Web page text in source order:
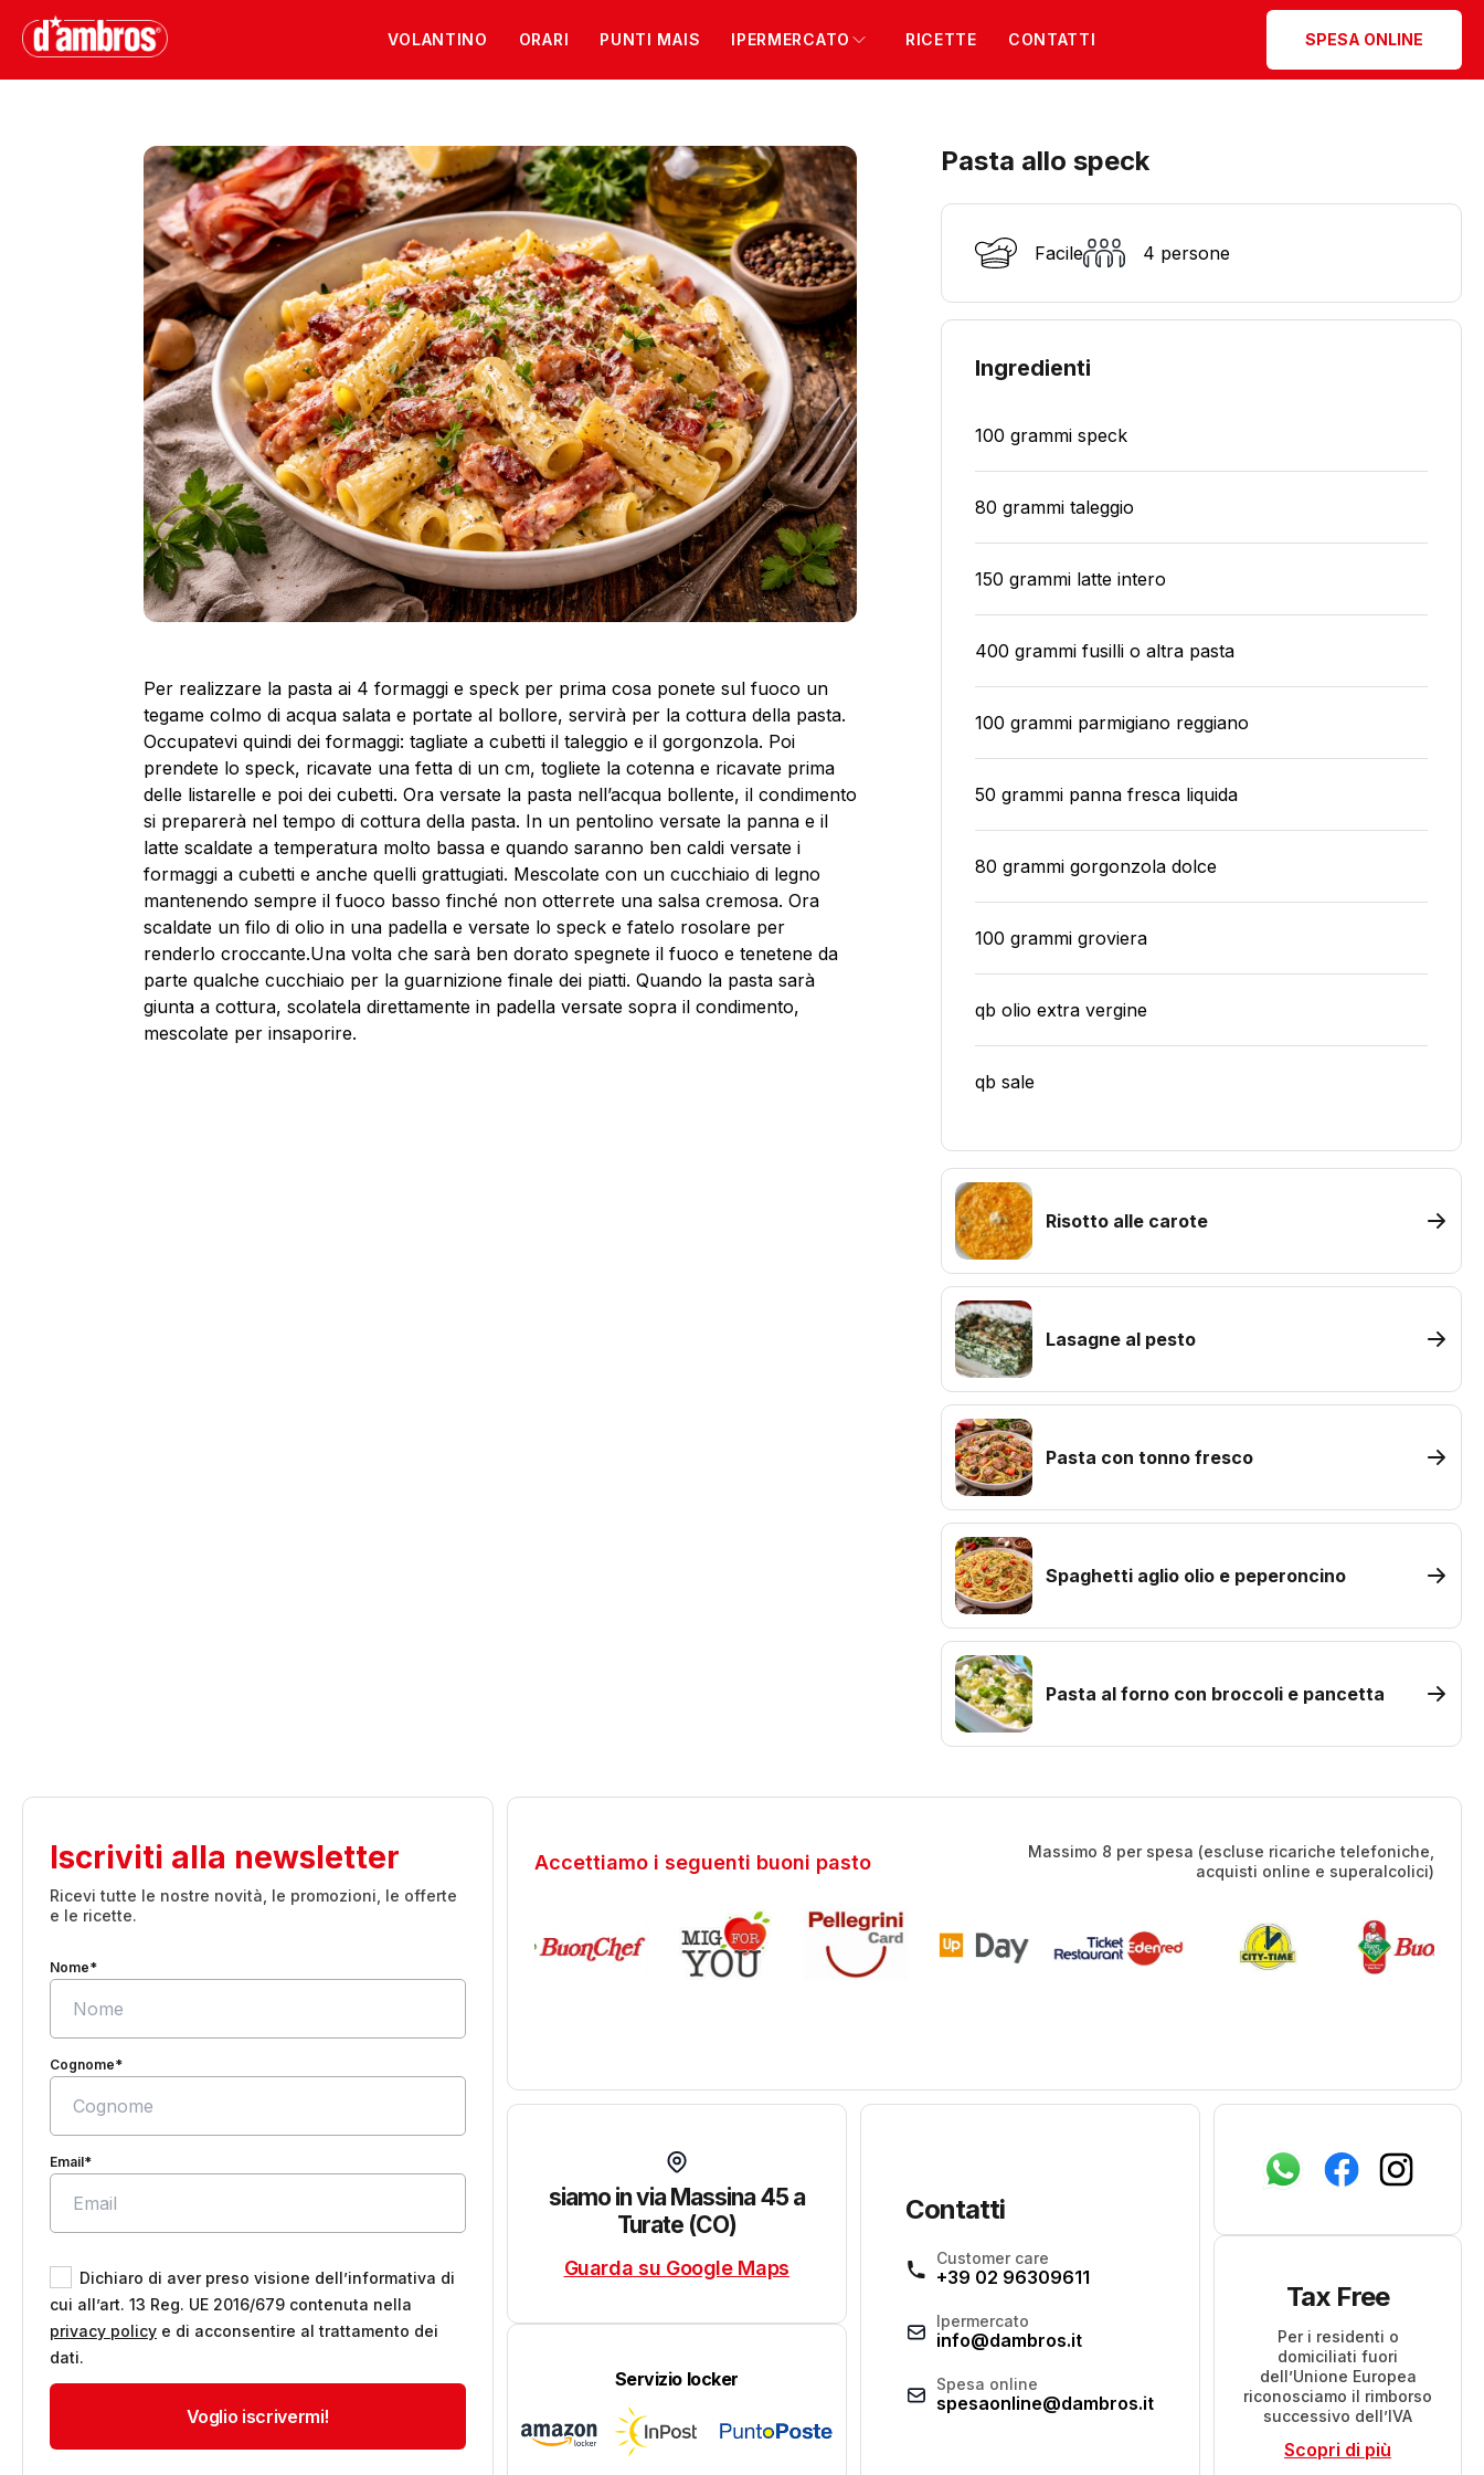
VOLANTINO ORARI PUNTI MAIS IPERMERCATO RICETTE CONTATTI SPESA ONLINE
Per realizzare la pasta ai 4 formaggi e speck per prima cosa ponete sul fuoco un
tegame colmo di acqua salata e portate al bollore, servirà per la cottura della pasta.
Occupatevi quindi dei formaggi: tagliate a cubetti il taleggio e il gorgonzola. Poi
prendete lo speck, ricavate una fetta di un cm, togliete la cotenna e ricavate prima
delle listarelle e poi dei cubetti. Ora versate la pasta nell’acqua bollente, il condimento
si preparerà nel tempo di cottura della pasta. In un pentolino versate la panna e il
latte scaldate a temperatura molto bassa e quando saranno ben caldi versate i
formaggi a cubetti e anche quelli grattugiati. Mescolate con un cucchiaio di legno
mantenendo sempre il fuoco basso finché non otterrete una salsa cremosa. Ora
scaldate un filo di olio in una padella e versate lo speck e fatelo rosolare per
renderlo croccante.Una volta che sarà ben dorato spegnete il fuoco e tenetene da
parte qualche cucchiaio per la guarnizione finale dei piatti. Quando la pasta sarà
giunta a cottura, scolatela direttamente in padella versate sopra il condimento,
mescolate per insaporire.
Pasta allo speck
Facile 4 persone
Ingredienti
100 grammi speck
80 grammi taleggio
150 grammi latte intero
400 grammi fusilli o altra pasta
100 grammi parmigiano reggiano
50 grammi panna fresca liquida
80 grammi gorgonzola dolce
100 grammi groviera
qb olio extra vergine
qb sale
Risotto alle carote
Lasagne al pesto
Pasta con tonno fresco
Spaghetti aglio olio e peperoncino
Pasta al forno con broccoli e pancetta
Iscriviti alla newsletter
Ricevi tutte le nostre novità, le promozioni, le offerte
e le ricette.
Nome*
Cognome*
Email*
Dichiaro di aver preso visione dell’informativa di
cui all’art. 13 Reg. UE 2016/679 contenuta nella
privacy policy e di acconsentire al trattamento dei
dati.
Accettiamo i seguenti buoni pasto
Massimo 8 per spesa (escluse ricariche telefoniche,
acquisti online e superalcolici)
siamo in via Massina 45 a
Turate (CO)
Guarda su Google Maps
Servizio locker
Contatti
Customer care
+39 02 96309611
Ipermercato
info@dambros.it
Spesa online
spesaonline@dambros.it
Tax Free
Per i residenti o
domiciliati fuori
dell’Unione Europea
riconosciamo il rimborso
successivo dell’IVA
Scopri di più